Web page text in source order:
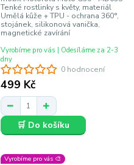
0 hodnocení
Tenké rostlinky s květy, materiál
Umělá kůže + TPU - ochrana 360°,
stojánek, silikonová vanička,
magnetické zavírání
499 Kč
Vyrobíme pro vás | Odesíláme za 2-3
dny
🛒 Do košíku
Vyrobíme pro vás 🎨